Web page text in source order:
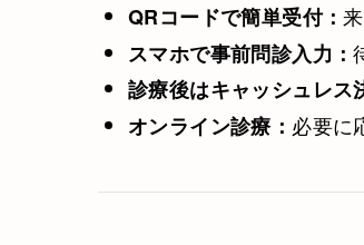
QRコードで簡単受付：
スマホで事前問診入力：
診療後はキャッシュレス
オンライン診療： 必要に